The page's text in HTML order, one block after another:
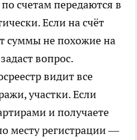
счетам передаются в
Если на счёт
суммы не похожие на
вопрос.
видит все
участки. Если
и получаете
месту регистрации —